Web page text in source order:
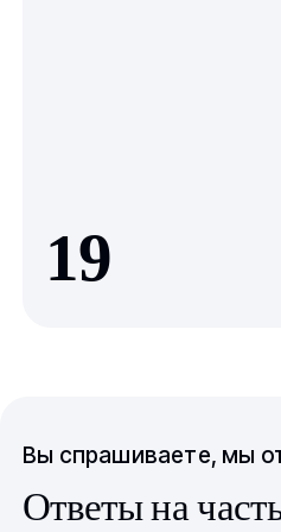
19
Вы спрашиваете, мы
Ответы на